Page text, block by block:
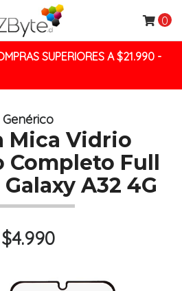
SUPERIORES A $21.990 -
0
Genérico
Mica Vidrio
Completo Full
A32 4G
$4.990